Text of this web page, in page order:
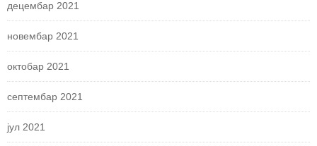
децембар 2021
новембар 2021
октобар 2021
септембар 2021
јул 2021